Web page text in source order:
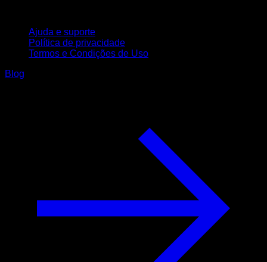
Ajuda e suporte
Política de privacidade
Termos e Condições de Uso
Blog